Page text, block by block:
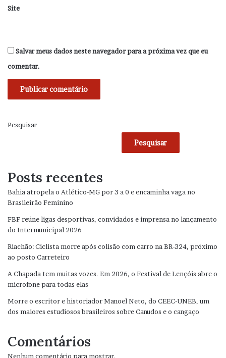
Site
Salvar meus dados neste navegador para a próxima vez que eu
comentar.
Pesquisar
Pesquisar
Posts recentes
Bahia atropela o Atlético-MG por 3 a 0 e encaminha vaga no
Brasileirão Feminino
FBF reúne ligas desportivas, convidados e imprensa no lançamento
do Intermunicipal 2026
Riachão: Ciclista morre após colisão com carro na BR-324, próximo
ao posto Carreteiro
A Chapada tem muitas vozes. Em 2026, o Festival de Lençóis abre o
microfone para todas elas
Morre o escritor e historiador Manoel Neto, do CEEC-UNEB, um
dos maiores estudiosos brasileiros sobre Canudos e o cangaço
Comentários
Nenhum comentário para mostrar.